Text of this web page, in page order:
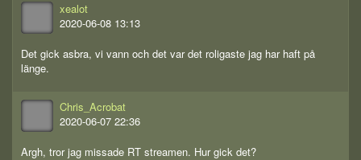
xealot
2020-06-08 13:13
Det gick asbra, vi vann och det var det roligaste jag har haft på
länge.
Chris_Acrobat
2020-06-07 22:36
Argh, tror jag missade RT streamen. Hur gick det?